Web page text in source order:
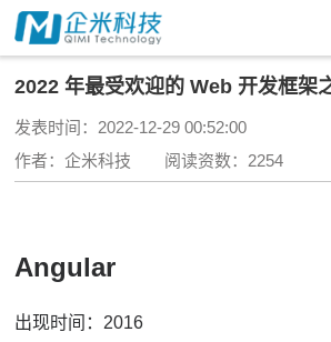
2022 年最受欢迎的 Web 开发框架
发表时间：2022-12-29 00:52:00
作者：企米科技 阅读资数：2254
Angular
出现时间：2016